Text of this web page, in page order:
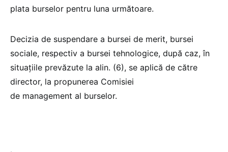
plata burselor pentru luna următoare.
Decizia de suspendare a bursei de merit, bursei
sociale, respectiv a bursei tehnologice, după caz, în
situațiile prevăzute la alin. (6), se aplică de către
director, la propunerea Comisiei
de management al burselor.